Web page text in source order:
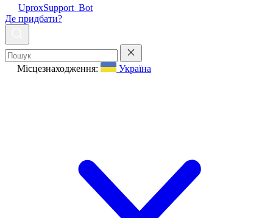
UproxSupport_Bot
Де придбати?
Місцезнаходження: Україна